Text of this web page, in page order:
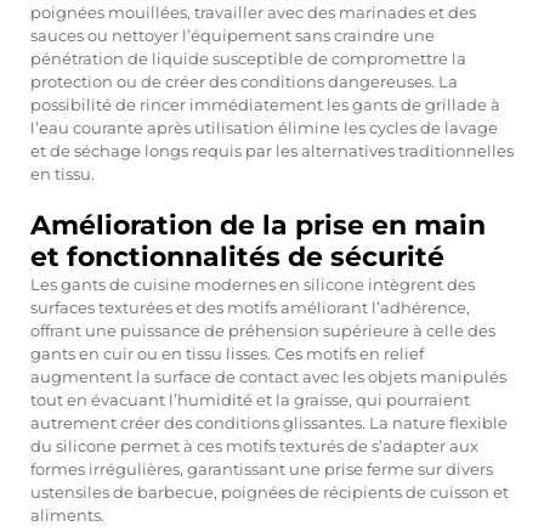
poignées mouillées, travailler avec des marinades et des
sauces ou nettoyer l’équipement sans craindre une
pénétration de liquide susceptible de compromettre la
protection ou de créer des conditions dangereuses. La
possibilité de rincer immédiatement les gants de grillade à
l’eau courante après utilisation élimine les cycles de lavage
et de séchage longs requis par les alternatives traditionnelles
en tissu.
Amélioration de la prise en main
et fonctionnalités de sécurité
Les gants de cuisine modernes en silicone intègrent des
surfaces texturées et des motifs améliorant l’adhérence,
offrant une puissance de préhension supérieure à celle des
gants en cuir ou en tissu lisses. Ces motifs en relief
augmentent la surface de contact avec les objets manipulés
tout en évacuant l’humidité et la graisse, qui pourraient
autrement créer des conditions glissantes. La nature flexible
du silicone permet à ces motifs texturés de s’adapter aux
formes irrégulières, garantissant une prise ferme sur divers
ustensiles de barbecue, poignées de récipients de cuisson et
aliments.